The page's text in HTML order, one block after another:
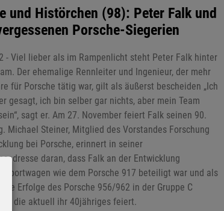
und Histörchen (98): Peter Falk und
Porsche-Siegerien
- Viel lieber als im Rampenlicht steht Peter Falk hinter
Der ehemalige Rennleiter und Ingenieur, der mehr
für Porsche tätig war, gilt als äußerst bescheiden „Ich
gesagt, ich bin selber gar nichts, aber mein Team
sagt er. Am 27. November feiert Falk seinen 90.
Michael Steiner, Mitglied des Vorstandes Forschung
bei Porsche, erinnert in seiner
daran, dass Falk an der Entwicklung
Sportwagen wie dem Porsche 917 beteiligt war und als
die Erfolge des Porsche 956/962 in der Gruppe C
die aktuell ihr 40jähriges feiert.